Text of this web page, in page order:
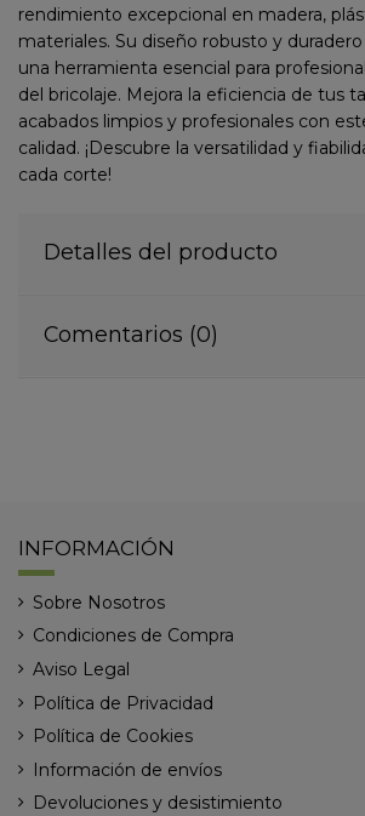
rendimiento excepcional en madera,
materiales. Su diseño robusto y
una herramienta esencial para
del bricolaje. Mejora la eficiencia de tus
acabados limpios y profesionales con
calidad. ¡Descubre la versatilidad y
cada corte!
Detalles del producto
Comentarios (0)
INFORMACIÓN
Sobre Nosotros
Condiciones de Compra
Aviso Legal
Política de Privacidad
Política de Cookies
Información de envíos
Devoluciones y desistimiento